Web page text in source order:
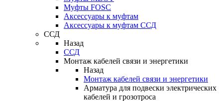
Муфты FOSC
Аксессуары к муфтам
Аксессуары к муфтам ССД
ССД
Назад
ССД
Монтаж кабелей связи и энергетики
Назад
Монтаж кабелей связи и энергетики
Арматура для подвески электрических
кабелей и грозотроса